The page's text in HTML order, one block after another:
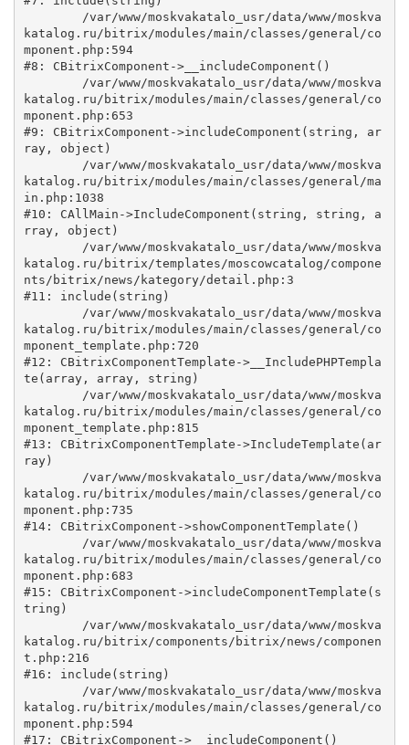
katalog.ru/bitrix/modules/main/classes/general/co
mponent.php:594
#8: CBitrixComponent->__includeComponent()
katalog.ru/bitrix/modules/main/classes/general/co
mponent.php:653
#9: CBitrixComponent->includeComponent(string, ar
ray, object)
katalog.ru/bitrix/modules/main/classes/general/ma
in.php:1038
#10: CAllMain->IncludeComponent(string, string, a
rray, object)
katalog.ru/bitrix/templates/moscowcatalog/compone
nts/bitrix/news/kategory/detail.php:3
#11: include(string)
katalog.ru/bitrix/modules/main/classes/general/co
mponent_template.php:720
#12: CBitrixComponentTemplate->__IncludePHPTempla
te(array, array, string)
katalog.ru/bitrix/modules/main/classes/general/co
mponent_template.php:815
#13: CBitrixComponentTemplate->IncludeTemplate(ar
ray)
katalog.ru/bitrix/modules/main/classes/general/co
mponent.php:735
#14: CBitrixComponent->showComponentTemplate()
katalog.ru/bitrix/modules/main/classes/general/co
mponent.php:683
#15: CBitrixComponent->includeComponentTemplate(s
tring)
katalog.ru/bitrix/components/bitrix/news/componen
t.php:216
#16: include(string)
katalog.ru/bitrix/modules/main/classes/general/co
mponent.php:594
#17: CBitrixComponent->__includeComponent()